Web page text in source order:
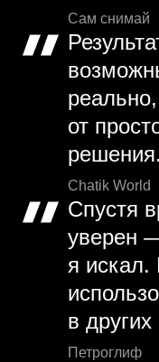
Сам снимай
от
решения.
Chatik World
Спустя
уверен
я
в других
Петроглиф